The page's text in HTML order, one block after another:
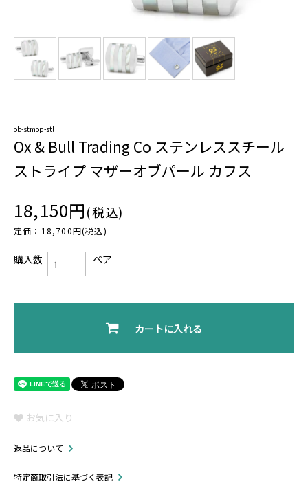
ob-stmop-stl
Ox & Bull Trading Co ステンレススチール
ストライプ マザーオブパール カフス
18,150円(税込)
定価：18,700円(税込)
購入数 ペア
カートに入れる
お気に入り
返品について
特定商取引法に基づく表記